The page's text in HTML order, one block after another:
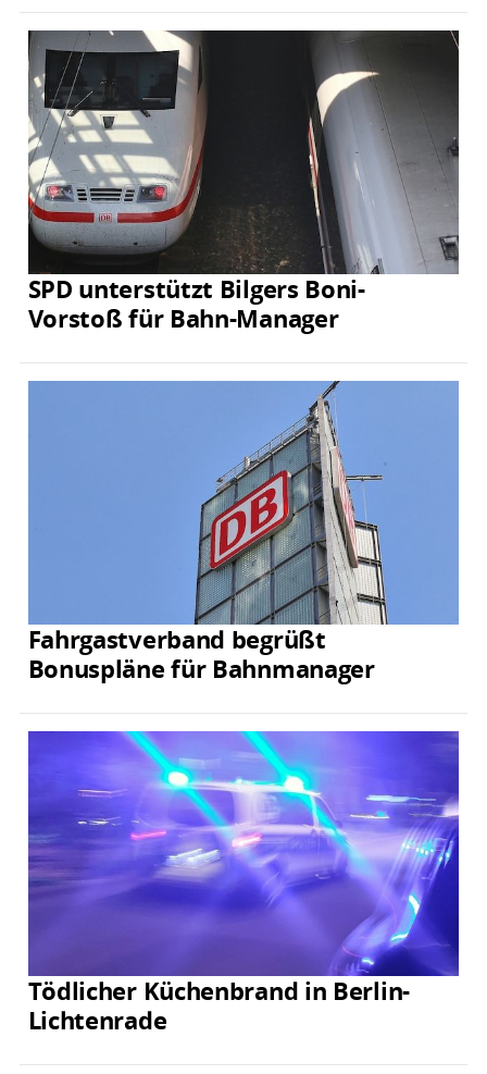
SPD unterstützt Bilgers Boni-
Vorstoß für Bahn-Manager
Fahrgastverband begrüßt
Bonuspläne für Bahnmanager
Tödlicher Küchenbrand in Berlin-
Lichtenrade